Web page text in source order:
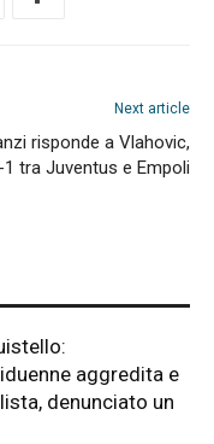
Next article
risponde a Vlahovic,
1 tra Juventus e Empoli
aggredita e
denunciato un